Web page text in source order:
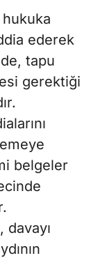
hukuka
ederek
tapu
gerektiği
belgeler
davayı